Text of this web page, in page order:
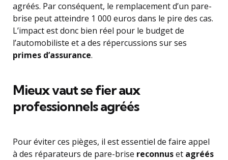
agréés. Par conséquent, le remplacement d’un pare-
brise peut atteindre 1 000 euros dans le pire des cas.
L’impact est donc bien réel pour le budget de
l’automobiliste et a des répercussions sur ses
primes d’assurance.
Mieux vaut se fier aux
professionnels agréés
Pour éviter ces pièges, il est essentiel de faire appel
à des réparateurs de pare-brise reconnuset agréés